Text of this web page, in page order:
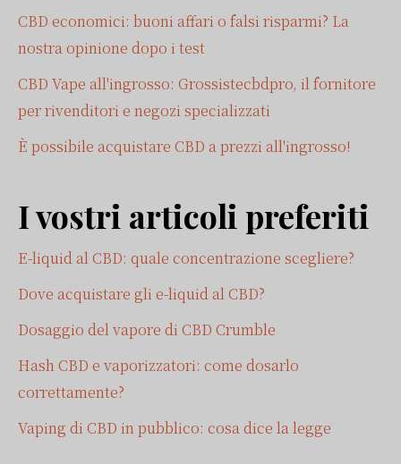
CBD economici: buoni affari o falsi risparmi? La
nostra opinione dopo i test
CBD Vape all'ingrosso: Grossistecbdpro, il fornitore
per rivenditori e negozi specializzati
È possibile acquistare CBD a prezzi all'ingrosso!
I vostri articoli preferiti
E-liquid al CBD: quale concentrazione scegliere?
Dove acquistare gli e-liquid al CBD?
Dosaggio del vapore di CBD Crumble
Hash CBD e vaporizzatori: come dosarlo
correttamente?
Vaping di CBD in pubblico: cosa dice la legge